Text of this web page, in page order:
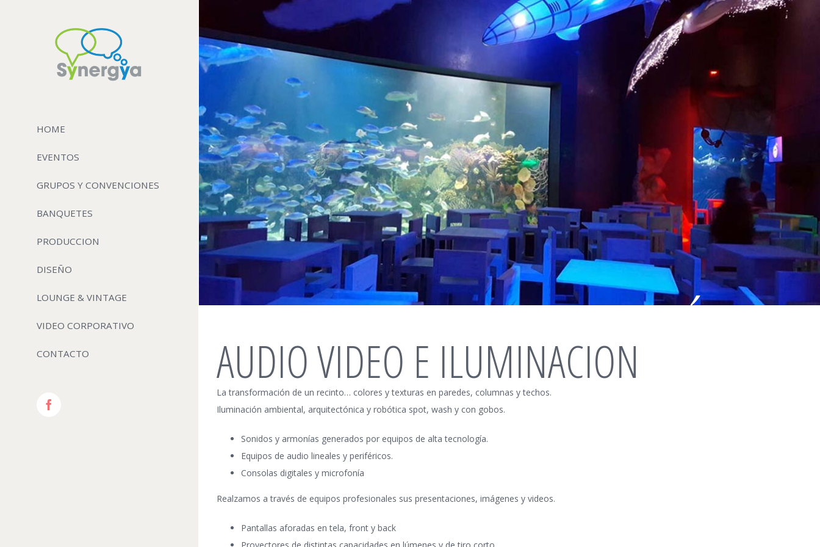
HOME
EVENTOS
GRUPOS Y CONVENCIONES
BANQUETES
PRODUCCION
DISEÑO
LOUNGE & VINTAGE
VIDEO CORPORATIVO
CONTACTO AMBIENTACIÓN
AUDIO VIDEO E ILUMINACION
La transformación de un recinto… colores y texturas en paredes, columnas y techos.
Iluminación ambiental, arquitectónica y robótica spot, wash y con gobos.
Sonidos y armonías generados por equipos de alta tecnología.
Equipos de audio lineales y periféricos.
Consolas digitales y microfonía
Realzamos a través de equipos profesionales sus presentaciones, imágenes y videos.
Pantallas aforadas en tela, front y back